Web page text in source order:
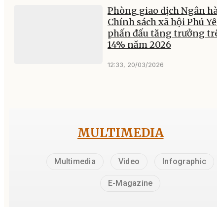
Phòng giao dịch Ngân
Chính sách xã hội Phú
phấn đấu tăng trưởng
14% năm 2026
12:33, 20/03/2026
MULTIMEDIA
Multimedia Video Infographic
E-Magazine